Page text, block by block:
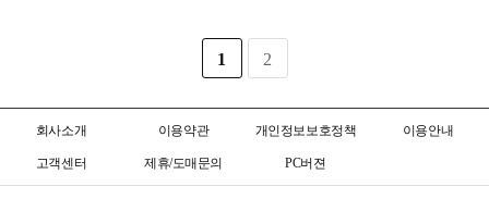
1 2
회사소개 이용약관 개인정보보호정책 이용안내
고객센터 제휴/도매문의 PC버젼